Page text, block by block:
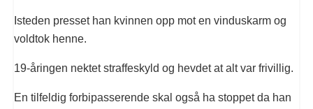
Isteden presset han kvinnen opp mot en vinduskarm og
voldtok henne.
19-åringen nektet straffeskyld og hevdet at alt var frivillig.
En tilfeldig forbipasserende skal også ha stoppet da han